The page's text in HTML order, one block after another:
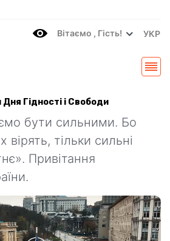
Вітаємo , Гість! УКР
Гідності і Свободи
бути сильними. Бо
вірять, тільки сильні
Привітання